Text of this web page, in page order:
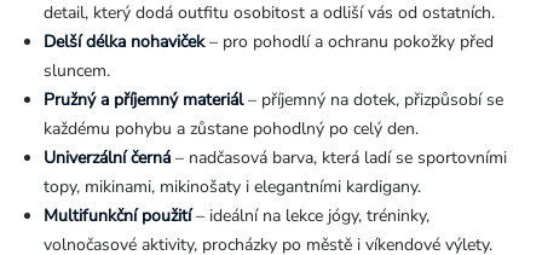
detail, který dodá outfitu osobitost a odliší vás od ostatních.
Delší délka nohaviček– pro pohodlí a ochranu pokožky před
sluncem.
Pružný a příjemný materiál– příjemný na dotek, přizpůsobí se
každému pohybu a zůstane pohodlný po celý den.
Univerzální černá – nadčasová barva, která ladí se sportovními
topy, mikinami, mikinošaty i elegantními kardigany.
Multifunkční použití– ideální na lekce jógy, tréninky,
volnočasové aktivity, procházky po městě i víkendové výlety.